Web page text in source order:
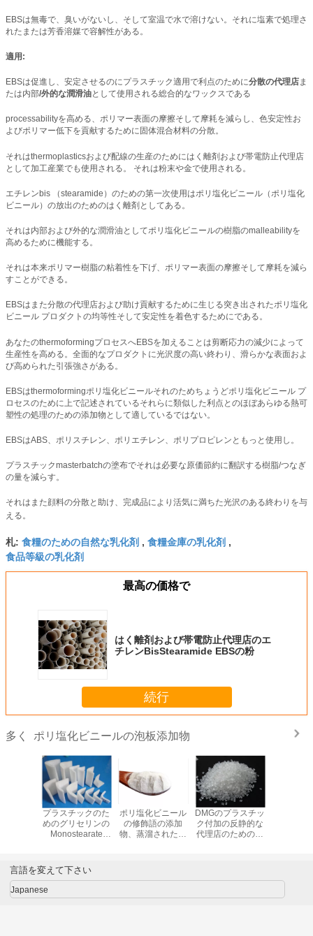
EBSは無毒で、臭いがないし、そして室温で水で溶けない。それに塩素で処理さ
れたまたは芳香溶媒で容解性がある。
適用:
EBSは促進し、安定させるのにプラスチック適用で利点のために分散の代理店ま
たは内部/外的な潤滑油として使用される総合的なワックスである
processabilityを高める、ポリマー表面の摩擦そして摩耗を減らし、色安定性お
よびポリマー低下を貢献するために固体混合材料の分散。
それはthermoplasticsおよび配線の生産のためにはく離剤および帯電防止代理店
として加工産業でも使用される。 それは粉末や金で使用される。
エチレンbis （stearamide）のための第一次使用はポリ塩化ビニール（ポリ塩化
ビニール）の放出のためのはく離剤としてある。
それは内部および外的な潤滑油としてポリ塩化ビニールの樹脂のmalleabilityを
高めるために機能する。
それは本来ポリマー樹脂の粘着性を下げ、ポリマー表面の摩擦そして摩耗を減ら
すことができる。
EBSはまた分散の代理店および助け貢献するために生じる突き出されたポリ塩化
ビニール プロダクトの均等性そして安定性を着色するためにである。
あなたのthermoformingプロセスへEBSを加えることは剪断応力の減少によって
生産性を高める。全面的なプロダクトに光沢度の高い終わり、滑らかな表面およ
び高められた引張強さがある。
EBSはthermoformingポリ塩化ビニールそれのためちょうどポリ塩化ビニール プ
ロセスのために上で記述されているそれらに類似した利点とのほぼあらゆる熱可
塑性の処理のための添加物として適しているではない。
EBSはABS、ポリスチレン、ポリエチレン、ポリプロピレンともっと使用し。
プラスチックmasterbatchの塗布でそれは必要な原価節約に翻訳する樹脂/つなぎ
の量を減らす。
それはまた顔料の分散と助け、完成品により活気に満ちた光沢のある終わりを与
える。
札: 食糧のための自然な乳化剤 , 食糧金庫の乳化剤 ,
食品等級の乳化剤
最高の価格で
はく離剤および帯電防止代理店のエ
チレンBisStearamide EBSの粉
続行
多く ポリ塩化ビニールの泡板添加物
99
プラスチックのた
めのグリセリンの
Monostearate
ポリ塩化ビニール
の修飾語の添加
物、蒸溜されたグ
DMGのプラスチッ
ク付加の反静的な
代理店のための蒸
言語を変えて下さい
Japanese